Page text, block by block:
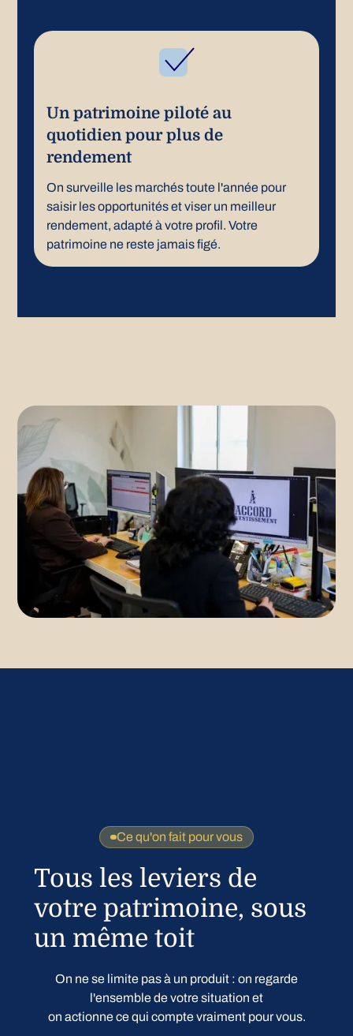
Un patrimoine piloté au
quotidien pour plus de
rendement
On surveille les marchés toute l'année pour
saisir les opportunités et viser un meilleur
rendement, adapté à votre profil. Votre
patrimoine ne reste jamais figé.
Ce qu'on fait pour vous
Tous les leviers de
votre patrimoine, sous
un même toit
On ne se limite pas à un produit : on regarde
l'ensemble de votre situation et
on actionne ce qui compte vraiment pour vous.